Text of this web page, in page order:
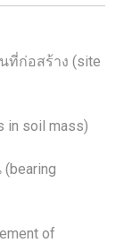
ก่อสร้าง (site
soil mass)
of